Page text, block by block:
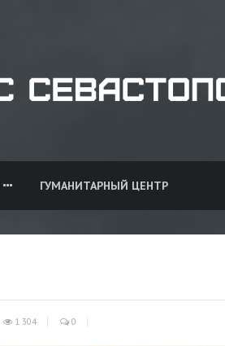
ГУМАНИТАРНЫЙ ЦЕНТР
1 304 0